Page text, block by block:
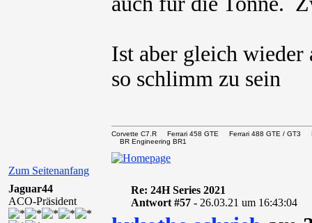
Ist aber gleich wieder
so schlimm zu sein
Zum Seitenanfang
Corvette C7.R Ferrari 458 GTE Ferrari 488 GTE /
BR Engineering BR1
Jaguar44
ACO-Präsident
Re: 24H Series 2021
Antwort #57 - 26.03.21 um 16:43:04